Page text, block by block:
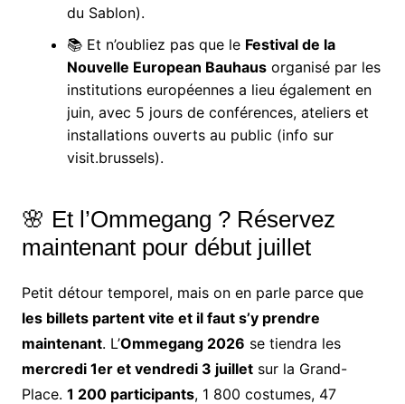
du Sablon).
📚 Et n’oubliez pas que le Festival de la
Nouvelle European Bauhausorganisé par les
institutions européennes a lieu également en
juin, avec 5 jours de conférences, ateliers et
installations ouverts au public (info sur
visit.brussels).
🌸 Et l’Ommegang ? Réservez
maintenant pour début juillet
Petit détour temporel, mais on en parle parce que
les billets partent vite et il faut s’y prendre
maintenant. L’Ommegang 2026 se tiendra les
mercredi 1er et vendredi 3 juilletsur la Grand-
Place. 1 200 participants, 1 800 costumes, 47